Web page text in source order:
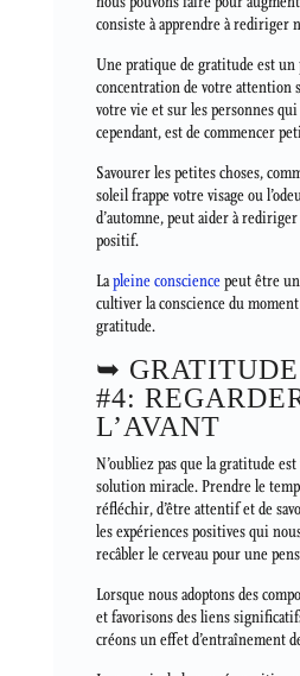
consiste à apprendre à rediriger
Une pratique de gratitude est un
concentration de votre attention
votre vie et sur les personnes qui
cependant, est de commencer
Savourer les petites choses,
soleil frappe votre visage ou
d’automne, peut aider à
positif.
Lapleine consciencepeut être
cultiver la conscience du
gratitude.
➥
#4:
L’AVANT
N’oubliez pas que la gratitude
solution miracle. Prendre le
réfléchir, d’être attentif et de
les expériences positives qui
recâbler le cerveau pour une
Lorsque nous adoptons des
et favorisons des liens
créons un effet d’entraînement